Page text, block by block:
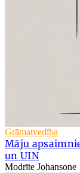
Grāmatvedība
Māju
un UIN
Modrīte Johansone